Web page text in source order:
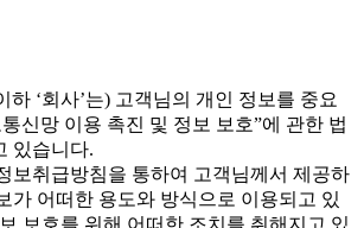
하 ‘회사’는) 고객님의 개인 정보를 중요
신망 이용 촉진 및 정보 보호”에 관한 법
있습니다.
보취급방침을 통하여 고객님께서 제공하
가 어떠한 용도와 방식으로 이용되고 있